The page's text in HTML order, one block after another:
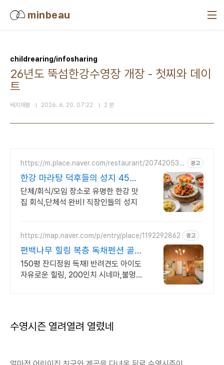
minbeau
childrearing/infosharing
26년도 뚝섬한강수영장 개장 - 첫찌와 데이
트
베지채블 2026. 6. 20. 07:22 2 분
https://m.place.naver.com/restaurant/207420536
광고
한강 마라탕 덕후들의 성지 45년
마라탕 외길
단체/회식/모임 장소로 유명한 한강 맛
집 회식,단체석 완비! 직장인들의 성지
https://map.naver.com/p/entry/place/1192292862 광고
편백나무 힐링 복층 독채펜션 골프
여행 최적! 곽지해변근처
150평 잔디정원 독채! 반려견도 아이도
자유로운 힐링, 200인치 시네마,불멍
수영시즌 열려열려 열렸네